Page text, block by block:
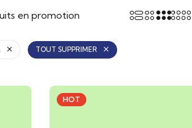
en promotion
TOUT SUPPRIMER
HOT